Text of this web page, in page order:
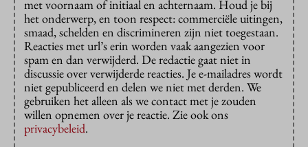
met voornaam of initiaal en achternaam. Houd je bij
het onderwerp, en toon respect: commerciële uitingen,
smaad, schelden en discrimineren zijn niet toegestaan.
Reacties met url’s erin worden vaak aangezien voor
spam en dan verwijderd. De redactie gaat niet in
discussie over verwijderde reacties. Je e-mailadres wordt
niet gepubliceerd en delen we niet met derden. We
gebruiken het alleen als we contact met je zouden
willen opnemen over je reactie. Zie ook ons
privacybeleid.